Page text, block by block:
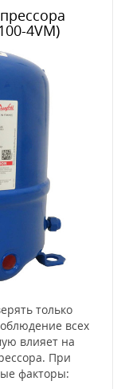
4VM)
только
всех
влияет на
При
факторы: